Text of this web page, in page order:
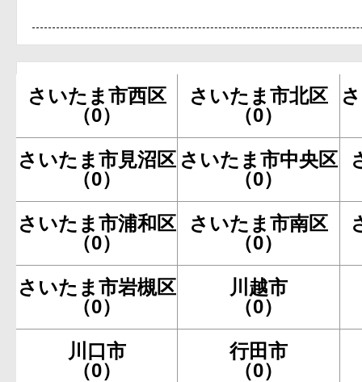
さいたま市西区
（0）
さいたま市北区
（0）
さいたま市見沼区
（0）
さいたま市中央区
（0）
さいたま市浦和区
（0）
さいたま市南区
（0）
さいたま市岩槻区
（0）
川越市
（0）
川口市
（0）
行田市
（0）